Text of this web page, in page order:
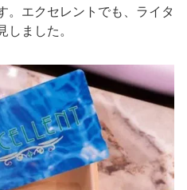
。エクセレントでも、ライタ
しました。